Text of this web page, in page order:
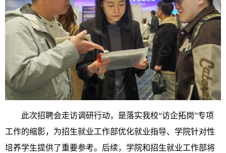
此次招聘会走访调研行动，是落实我校“访企拓岗”专项
工作的缩影，为招生就业工作部优化就业指导、学院针对性
培养学生提供了重要参考。后续，学院和招生就业工作部将